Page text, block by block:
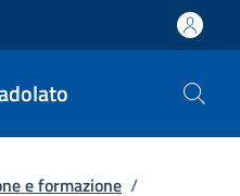
e formazione /